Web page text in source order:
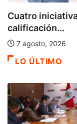
Cuatro
calificación...
7 agosto, 2026
LO ÚLTIMO